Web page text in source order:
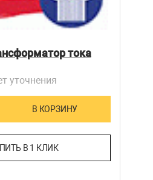
тока
уточнения
В КОРЗИНУ
В 1 КЛИК